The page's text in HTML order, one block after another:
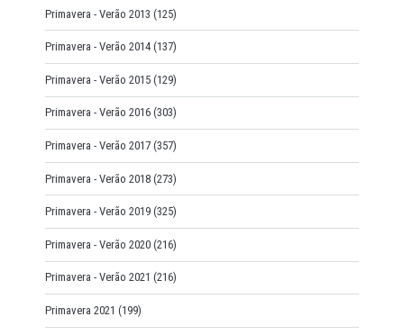
Primavera - Verão 2013 (125)
Primavera - Verão 2014 (137)
Primavera - Verão 2015 (129)
Primavera - Verão 2016 (303)
Primavera - Verão 2017 (357)
Primavera - Verão 2018 (273)
Primavera - Verão 2019 (325)
Primavera - Verão 2020 (216)
Primavera - Verão 2021 (216)
Primavera 2021 (199)